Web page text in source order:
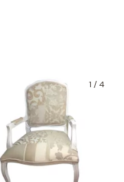
1 /4